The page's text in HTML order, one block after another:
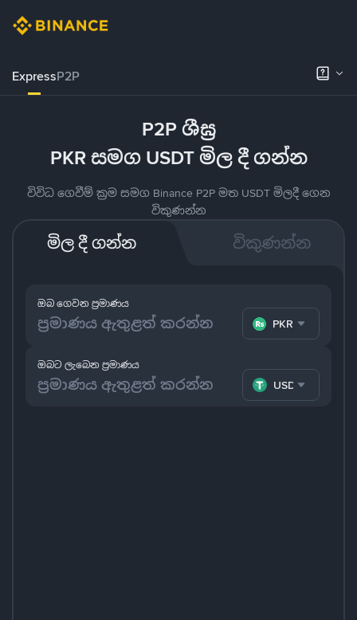
ExpressP2P
P2P ශීඝ්‍ර
PKR සමග USDT මිල දී ගන්න
විවිධ ගෙවීම් ක්‍රම සමග Binance P2P මත USDT මිලදී ගෙන
විකුණන්න
මිල දී ගන්න විකුණන්න
ඔබ ගෙවන ප්‍රමාණය
PKR
ඔබට ලැබෙන ප්‍රමාණය
USDT